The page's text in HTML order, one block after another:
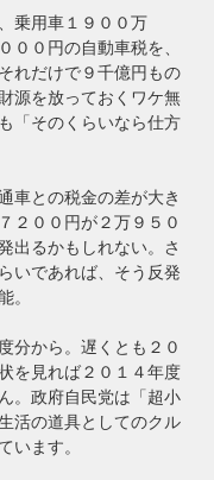
乗用車１９００万
００円の自動車税を、
れだけで９千億円もの
源を放っておくワケ無
「そのくらいなら仕方
車との税金の差が大き
２００円が２万９５０
出るかもしれない。さ
いであれば、そう反発
。
分から。遅くとも２０
を見れば２０１４年度
。政府自民党は「超小
活の道具としてのクル
います。